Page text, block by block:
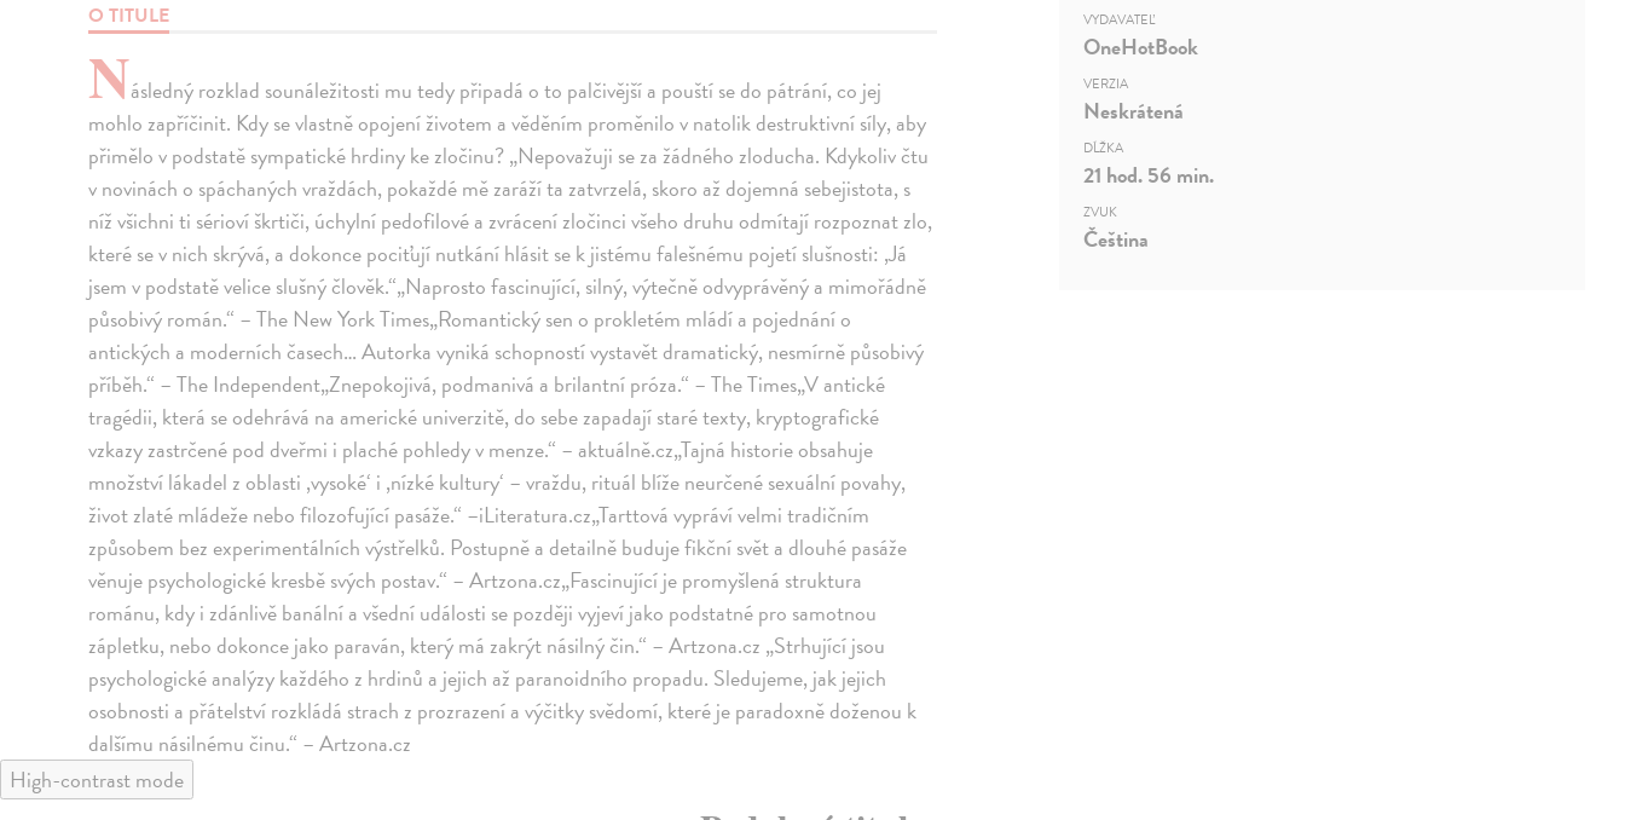
O TITULE
Následný rozklad sounáležitosti mu tedy připadá o to palčivější a pouští se do pátrání, co jej
mohlo zapříčinit. Kdy se vlastně opojení životem a věděním proměnilo v natolik destruktivní síly, aby
přimělo v podstatě sympatické hrdiny ke zločinu? „Nepovažuji se za žádného zloducha. Kdykoliv čtu
v novinách o spáchaných vraždách, pokaždé mě zaráží ta zatvrzelá, skoro až dojemná sebejistota, s
níž všichni ti sérioví škrtiči, úchylní pedofilové a zvrácení zločinci všeho druhu odmítají rozpoznat zlo,
které se v nich skrývá, a dokonce pociťují nutkání hlásit se k jistému falešnému pojetí slušnosti: ,Já
jsem v podstatě velice slušný člověk.“„Naprosto fascinující, silný, výtečně odvyprávěný a mimořádně
působivý román.“ – The New York Times„Romantický sen o prokletém mládí a pojednání o
antických a moderních časech… Autorka vyniká schopností vystavět dramatický, nesmírně působivý
příběh.“ – The Independent„Znepokojivá, podmanivá a brilantní próza.“ – The Times„V antické
tragédii, která se odehrává na americké univerzitě, do sebe zapadají staré texty, kryptografické
vzkazy zastrčené pod dveřmi i plaché pohledy v menze.“ – aktuálně.cz„Tajná historie obsahuje
množství lákadel z oblasti ,vysoké‘ i ,nízké kultury‘ – vraždu, rituál blíže neurčené sexuální povahy,
život zlaté mládeže nebo filozofující pasáže.“ –iLiteratura.cz„Tarttová vypráví velmi tradičním
způsobem bez experimentálních výstřelků. Postupně a detailně buduje fikční svět a dlouhé pasáže
věnuje psychologické kresbě svých postav.“ – Artzona.cz„Fascinující je promyšlená struktura
románu, kdy i zdánlivě banální a všední události se později vyjeví jako podstatné pro samotnou
zápletku, nebo dokonce jako paraván, který má zakrýt násilný čin.“ – Artzona.cz „Strhující jsou
psychologické analýzy každého z hrdinů a jejich až paranoidního propadu. Sledujeme, jak jejich
osobnosti a přátelství rozkládá strach z prozrazení a výčitky svědomí, které je paradoxně doženou k
dalšímu násilnému činu.“ – Artzona.cz
VYDAVATEĽ
OneHotBook
VERZIA
Neskrátená
DĹŽKA
21 hod. 56 min.
ZVUK
Čeština
High-contrast mode